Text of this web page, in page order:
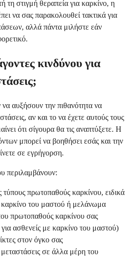
τη στιγμή θεραπεία για καρκίνο, η
να σας παρακολουθεί τακτικά για
αλλά πάντα μιλήστε εάν
κινδύνου για
αυξήσουν την πιθανότητα να
αν και το να έχετε αυτούς τους
ότι σίγουρα θα τις αναπτύξετε. Η
μπορεί να βοηθήσει εσάς και την
σε εγρήγορση.
περιλαμβάνουν:
τύπους πρωτοπαθούς καρκίνου, ειδικά
του μαστού ή μελάνωμα
πρωτοπαθούς καρκίνου σας
ασθενείς με καρκίνο του μαστού)
στον όγκο σας
σε άλλα μέρη του